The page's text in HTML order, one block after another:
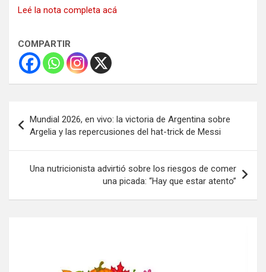
Leé la nota completa acá
COMPARTIR
de
entradas
Mundial 2026, en vivo: la victoria de Argentina sobre
Argelia y las repercusiones del hat-trick de Messi
Una nutricionista advirtió sobre los riesgos de comer
una picada: “Hay que estar atento”